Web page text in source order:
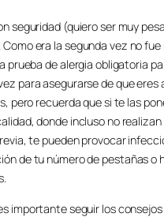
seguridad (quiero ser muy
era la segunda vez no
prueba de alergia obligatoria
para asegurarse de que eres
pero recuerda que si te las
donde incluso no
te pueden provocar
de tu número de pestañas o
importante seguir los